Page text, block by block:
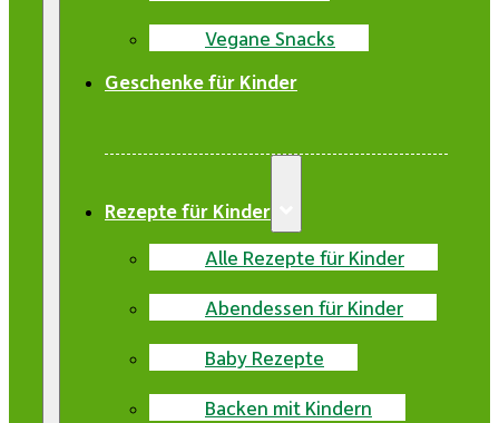
Vegane Snacks
Geschenke für Kinder
Rezepte für Kinder
Alle Rezepte für Kinder
Abendessen für Kinder
Baby Rezepte
Backen mit Kindern